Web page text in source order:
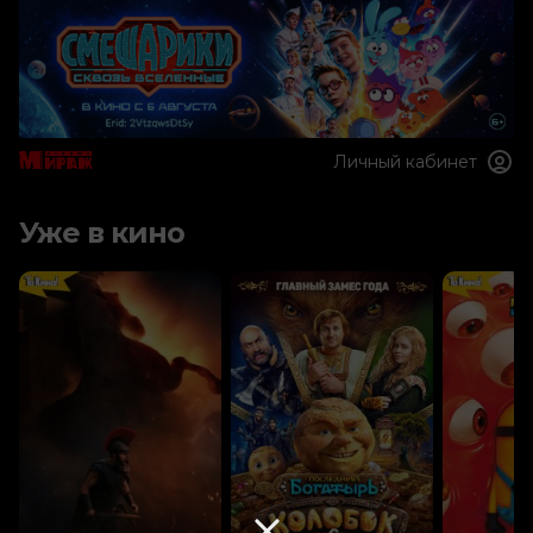
Личный кабинет
Уже в кино